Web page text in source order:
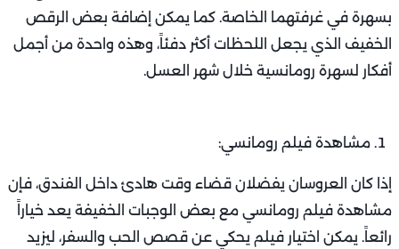
بسهرة في غرفتهما الخاصة. كما يمكن إضافة بعض الرقص
الخفيف الذي يجعل اللحظات أكثر دفئاً، وهذه واحدة من أجمل
أفكار لسهرة رومانسية خلال شهر العسل.
مشاهدة فيلم رومانسي:
إذا كان العروسان يفضلان قضاء وقت هادئ داخل الفندق، فإن
مشاهدة فيلم رومانسي مع بعض الوجبات الخفيفة يعد خياراً
رائعاً. يمكن اختيار فيلم يحكي عن قصص الحب والسفر، ليزيد